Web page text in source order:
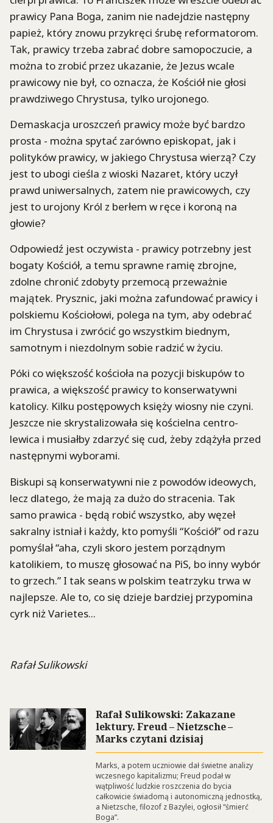
prawicy Pana Boga, zanim nie nadejdzie następny
papież, który znowu przykręci śrubę reformatorom.
Tak, prawicy trzeba zabrać dobre samopoczucie, a
można to zrobić przez ukazanie, że Jezus wcale
prawicowy nie był, co oznacza, że Kościół nie głosi
prawdziwego Chrystusa, tylko urojonego.
Demaskacja uroszczeń prawicy może być bardzo
prosta - można spytać zarówno episkopat, jak i
polityków prawicy, w jakiego Chrystusa wierzą? Czy
jest to ubogi cieśla z wioski Nazaret, który uczył
prawd uniwersalnych, zatem nie prawicowych, czy
jest to urojony Król z berłem w ręce i koroną na
głowie?
Odpowiedź jest oczywista - prawicy potrzebny jest
bogaty Kościół, a temu sprawne ramię zbrojne,
zdolne chronić zdobyty przemocą przeważnie
majątek. Prysznic, jaki można zafundować prawicy i
polskiemu Kościołowi, polega na tym, aby odebrać
im Chrystusa i zwrócić go wszystkim biednym,
samotnym i niezdolnym sobie radzić w życiu.
Póki co większość kościoła na pozycji biskupów to
prawica, a większość prawicy to konserwatywni
katolicy. Kilku postępowych księży wiosny nie czyni.
Jeszcze nie skrystalizowała się kościelna centro-
lewica i musiałby zdarzyć się cud, żeby zdążyła przed
następnymi wyborami.
Biskupi są konserwatywni nie z powodów ideowych,
lecz dlatego, że mają za dużo do stracenia. Tak
samo prawica - będą robić wszystko, aby węzeł
sakralny istniał i każdy, kto pomyśli “Kościół” od razu
pomyślał “aha, czyli skoro jestem porządnym
katolikiem, to muszę głosować na PiS, bo inny wybór
to grzech.” I tak seans w polskim teatrzyku trwa w
najlepsze. Ale to, co się dzieje bardziej przypomina
cyrk niż Varietes...
Rafał Sulikowski
Rafał Sulikowski: Zakazane
lektury. Freud – Nietzsche –
Marks czytani dzisiaj
Marks, a potem uczniowie dał świetne analizy
wczesnego kapitalizmu; Freud podał w
wątpliwość ludzkie roszczenia do bycia
całkowicie świadomą i autonomiczną jednostką,
a Nietzsche, filozof z Bazylei, ogłosił “śmierć
Boga”.